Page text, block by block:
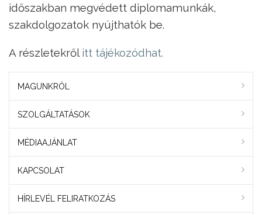
időszakban megvédett diplomamunkák,
szakdolgozatok nyújthatók be.
A részletekről itt tájékozódhat.
MAGUNKRÓL
SZOLGÁLTATÁSOK
MÉDIAAJÁNLAT
KAPCSOLAT
HÍRLEVÉL FELIRATKOZÁS